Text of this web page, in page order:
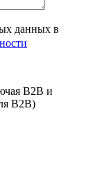
данных в
B2B и
B2B)